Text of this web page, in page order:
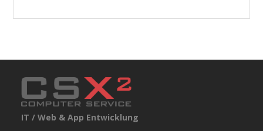
IT / Web & App Entwicklung